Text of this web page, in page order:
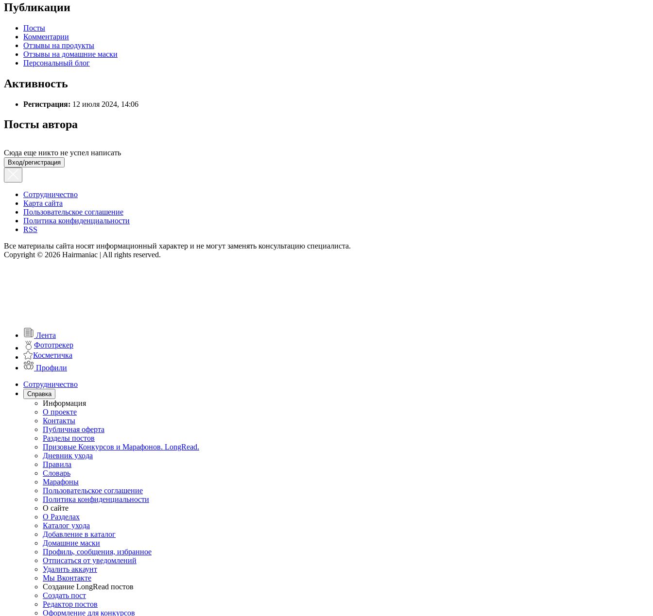
Публикации
Посты
Комментарии
Отзывы на продукты
Отзывы на домашние маски
Персональный блог
Активность
Регистрация: 12 июля 2024, 14:06
Посты автора
Сюда еще никто не успел написать
Вход/регистрация
Сотрудничество
Карта сайта
Пользовательское соглашение
Политика конфиденциальности
RSS
Все материалы сайта носят информационный характер и не могут заменять консультацию специалиста.
Copyright © 2026 Hairmaniac | All rights reserved.
Лента
Фототрекер
Косметичка
Профили
Сотрудничество
Справка
Информация
О проекте
Контакты
Публичная оферта
Разделы постов
Призовые Конкурсов и Марафонов. LongRead.
Дневник ухода
Правила
Словарь
Марафоны
Пользовательское соглашение
Политика конфиденциальности
О сайте
О Разделах
Каталог ухода
Добавление в каталог
Домашние маски
Профиль, сообщения, избранное
Отписаться от уведомлений
Удалить аккаунт
Мы Вконтакте
Создание LongRead постов
Создать пост
Редактор постов
Оформление для конкурсов